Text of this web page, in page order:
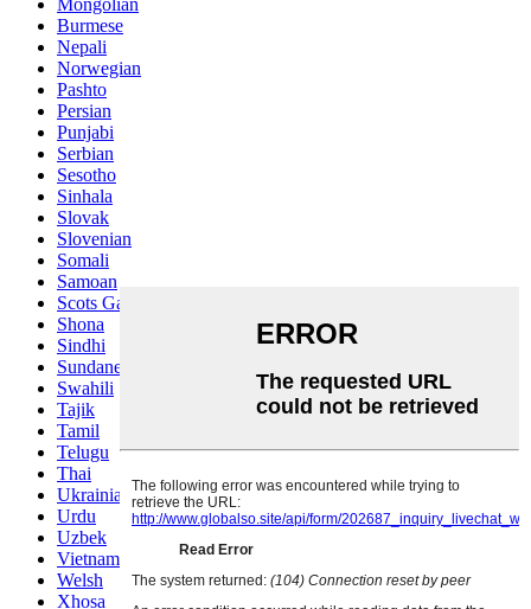
Burmese
Nepali
Norwegian
Pashto
Persian
Punjabi
Serbian
Sesotho
Sinhala
Slovak
Slovenian
Somali
Samoan
Scots Gaelic
Shona
Sindhi
Sundanese
Swahili
Tajik
Tamil
Telugu
Thai
Ukrainian
Urdu
Uzbek
Vietnamese
Welsh
Xhosa